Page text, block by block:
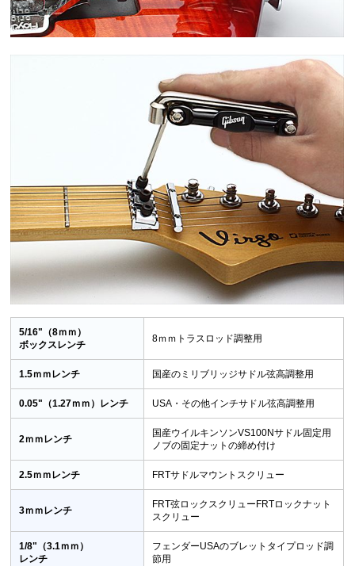
5/16"（8ｍｍ）
ボックスレンチ
8ｍｍトラスロッド調整用
1.5ｍｍレンチ 国産のミリブリッジサドル弦高調整用
0.05"（1.27ｍｍ）レンチ USA・その他インチサドル弦高調整用
2ｍｍレンチ
国産ウイルキンソンVS100Nサドル固定用
ノブの固定ナットの締め付け
2.5ｍｍレンチ FRTサドルマウントスクリュー
3ｍｍレンチ
FRT弦ロックスクリュー FRTロックナット
スクリュー
1/8"（3.1ｍｍ）
レンチ
フェンダーUSAのブレットタイプロッド調
節用